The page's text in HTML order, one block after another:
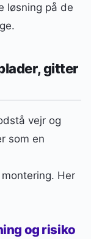
løsning på de
gitter
vejr og
som en
Her
og risiko